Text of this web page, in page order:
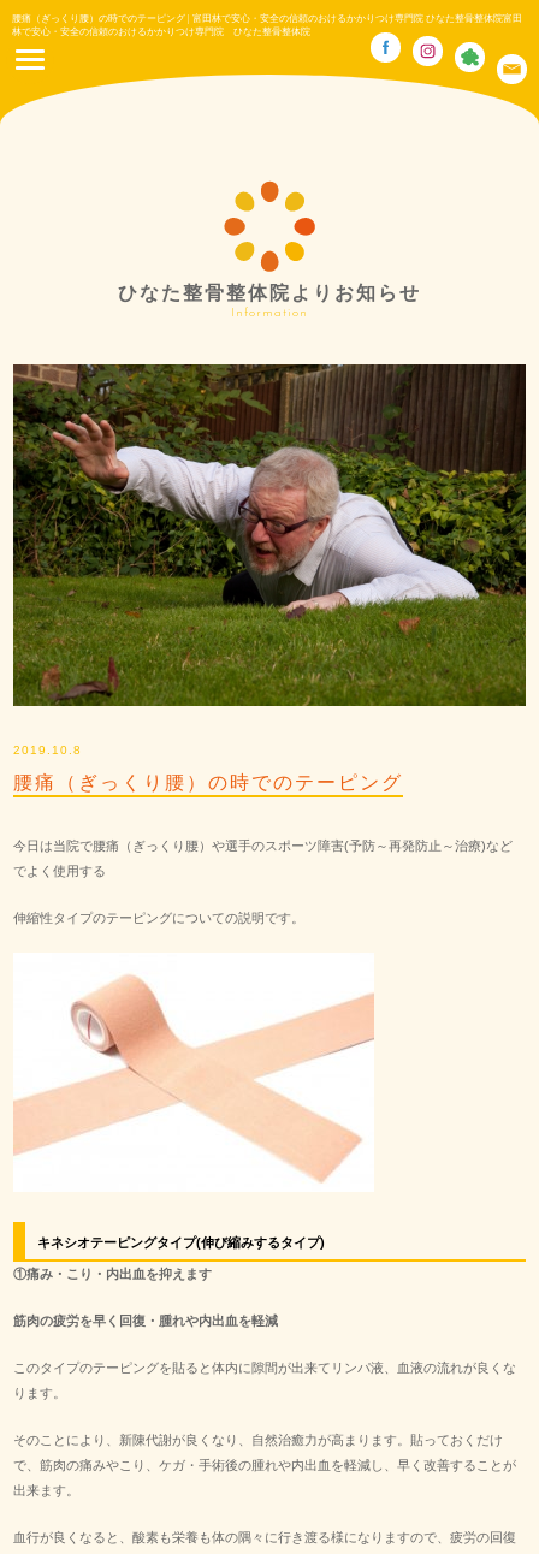
腰痛（ぎっくり腰）の時でのテーピング | 富田林で安心・安全の信頼のおけるかかりつけ専門院 ひなた整骨整体院富田
林で安心・安全の信頼のおけるかかりつけ専門院 ひなた整骨整体院
ひなた整骨整体院よりお知らせ
Information
2019.10.8
腰痛（ぎっくり腰）の時でのテーピング
今日は当院で腰痛（ぎっくり腰）や選手のスポーツ障害(予防～再発防止～治療)など
でよく使用する
伸縮性タイプのテーピングについての説明です。
キネシオテーピングタイプ(伸び縮みするタイプ)
①痛み・こり・内出血を抑えます
筋肉の疲労を早く回復・ 腫れや内出血を軽減
このタイプのテーピングを貼ると体内に隙間が出来てリンパ液、血液の流れが良くな
ります。
そのことにより、新陳代謝が良くなり、自然治癒力が高まります。貼っておくだけ
で、筋肉の痛みやこり、ケガ・手術後の腫れや内出血を軽減し、早く改善することが
出来ます。
血行が良くなると、酸素も栄養も体の隅々に行き渡る様になりますので、疲労の回復